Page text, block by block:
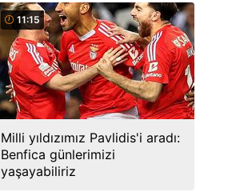
11:15
Milli yıldızımız Pavlidis'i aradı:
Benfica günlerimizi
yaşayabiliriz